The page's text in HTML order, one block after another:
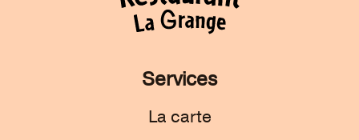
Services
La carte